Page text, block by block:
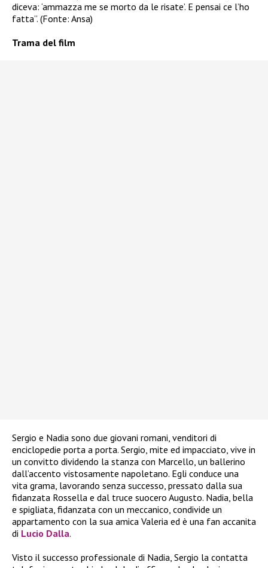
diceva: ‘ammazza me se morto da le risate’. E pensai ce l’ho
fatta”. (Fonte: Ansa)
Trama del film
Sergio e Nadia sono due giovani romani, venditori di
enciclopedie porta a porta. Sergio, mite ed impacciato, vive in
un convitto dividendo la stanza con Marcello, un ballerino
dall’accento vistosamente napoletano. Egli conduce una
vita grama, lavorando senza successo, pressato dalla sua
fidanzata Rossella e dal truce suocero Augusto. Nadia, bella
e spigliata, fidanzata con un meccanico, condivide un
appartamento con la sua amica Valeria ed è una fan accanita
di Lucio Dalla.
Visto il successo professionale di Nadia, Sergio la contatta